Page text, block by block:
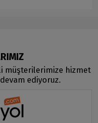
müşterilerimize hizmet
ediyoruz.